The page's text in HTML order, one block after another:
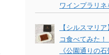
ワインプラリネ
【シルスマリ
コ食べてみた！
《公園通りの